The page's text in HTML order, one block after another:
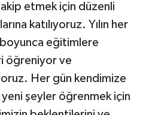
etmek için düzenli
katılıyoruz. Yılın her
eğitimlere
öğreniyor ve
Her gün kendimize
şeyler öğrenmek için